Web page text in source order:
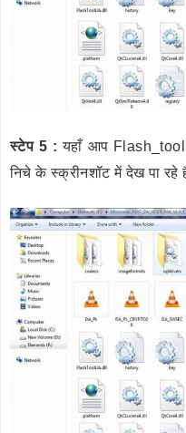
स्टेप 5 : यहाँ आप
निचे के स्क्रीनशॉट में देख पा रहे